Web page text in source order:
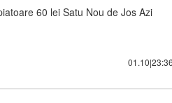
60 lei Satu Nou de Jos Azi
01.10|23:36